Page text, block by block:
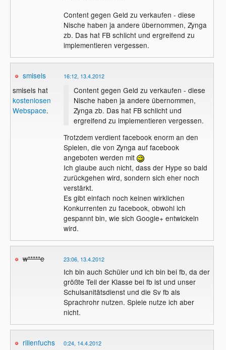
Content gegen Geld zu verkaufen - diese
Nische haben ja andere übernommen, Zynga
zb. Das hat FB schlicht und ergreifend zu
implementieren vergessen.
smisels
smisels hat
kostenlosen
Webspace.
16:12, 13.4.2012
Content gegen Geld zu verkaufen - diese
Nische haben ja andere übernommen,
Zynga zb. Das hat FB schlicht und
ergreifend zu implementieren vergessen.
Trotzdem verdient facebook enorm an den
Spielen, die von Zynga auf facebook
angeboten werden mit
Ich glaube auch nicht, dass der Hype so bald
zurückgehen wird, sondern sich eher noch
verstärkt.
Es gibt einfach noch keinen wirklichen
Konkurrenten zu facebook, obwohl ich
gespannt bin, wie sich Google+ entwickeln
wird.
w*****e 23:06, 13.4.2012
Ich bin auch Schüler und ich bin bei fb, da der
größte Teil der Klasse bei fb ist und unser
Schulsanitätsdienst und die Sv fb als
Sprachrohr nutzen. Spiele nutze ich aber
nicht.
rillenfuchs 0:24, 14.4.2012